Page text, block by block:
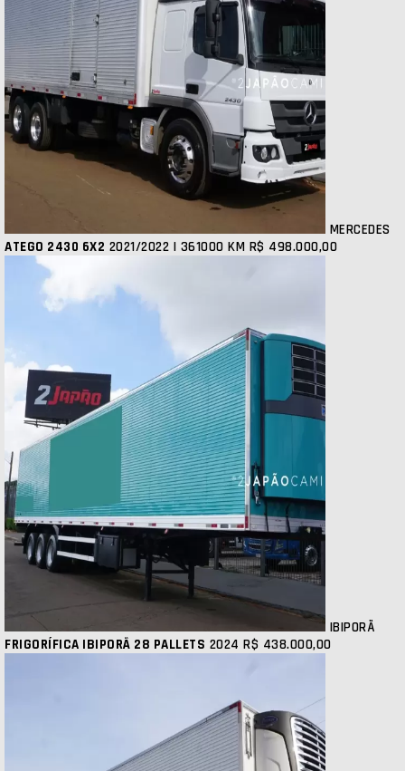
MERCEDES
ATEGO 2430 6X2 2021/2022 | 361000 KM R$ 498.000,00
IBIPORÃ
FRIGORÍFICA IBIPORÃ 28 PALLETS 2024 R$ 438.000,00